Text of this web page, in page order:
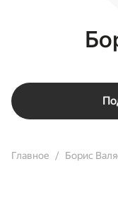
Главное Борис